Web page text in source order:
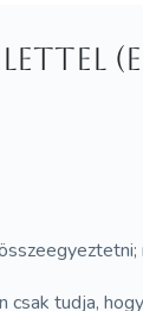
tudja,